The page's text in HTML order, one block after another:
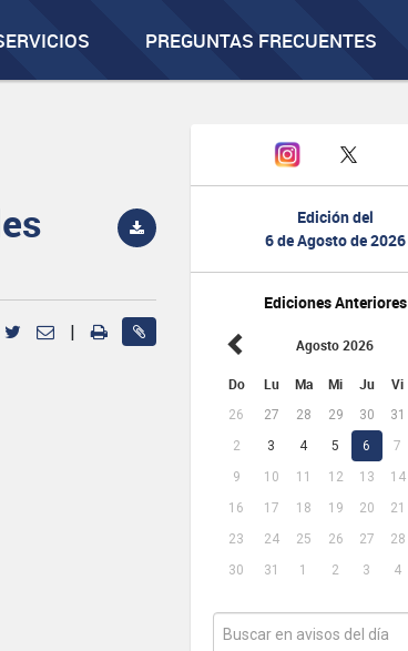
PREGUNTAS FRECUENTES
Edición del
6 de Agosto de 2026
Ediciones Anteriores
Agosto 2026
Do Lu Ma Mi Ju Vi
26 27 28 29 30 31
2
3 4 5 6 7
9
10 11 12 13 14
16
17 18 19 20 21
23
24 25 26 27 28
30
31 1 2 3 4
|